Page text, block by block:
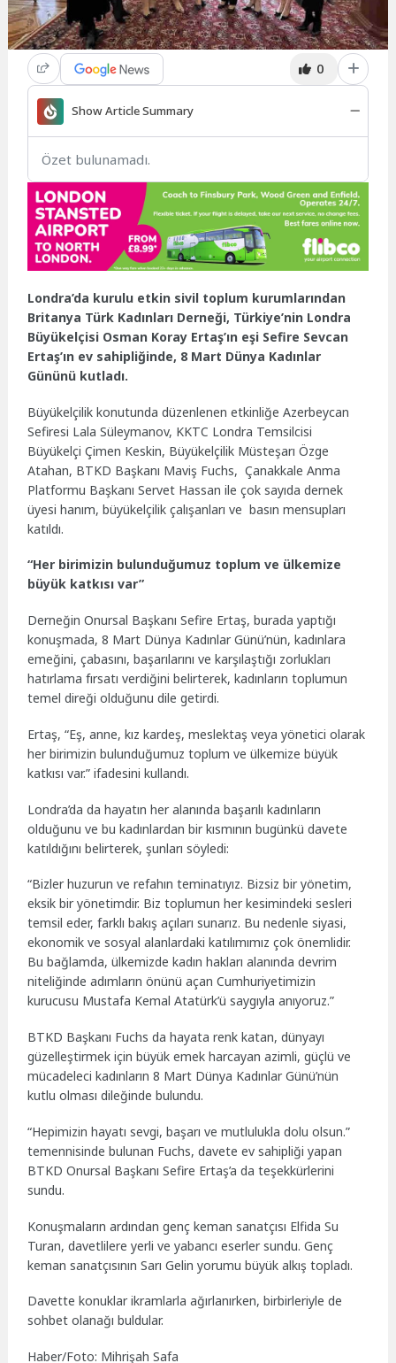
0
Show Article Summary
Özet bulunamadı.
Londra’da kurulu etkin sivil toplum kurumlarından
Britanya Türk Kadınları Derneği, Türkiye’nin Londra
Büyükelçisi Osman Koray Ertaş’ın eşi Sefire Sevcan
Ertaş’ın ev sahipliğinde, 8 Mart Dünya Kadınlar
Gününü kutladı.
Büyükelçilik konutunda düzenlenen etkinliğe Azerbeycan
Sefiresi Lala Süleymanov, KKTC Londra Temsilcisi
Büyükelçi Çimen Keskin, Büyükelçilik Müsteşarı Özge
Atahan, BTKD Başkanı Maviş Fuchs, Çanakkale Anma
Platformu Başkanı Servet Hassan ile çok sayıda dernek
üyesi hanım, büyükelçilik çalışanları ve basın mensupları
katıldı.
“Her birimizin bulunduğumuz toplum ve ülkemize
büyük katkısı var”
Derneğin Onursal Başkanı Sefire Ertaş, burada yaptığı
konuşmada, 8 Mart Dünya Kadınlar Günü’nün, kadınlara
emeğini, çabasını, başarılarını ve karşılaştığı zorlukları
hatırlama fırsatı verdiğini belirterek, kadınların toplumun
temel direği olduğunu dile getirdi.
Ertaş, “Eş, anne, kız kardeş, meslektaş veya yönetici olarak
her birimizin bulunduğumuz toplum ve ülkemize büyük
katkısı var.” ifadesini kullandı.
Londra’da da hayatın her alanında başarılı kadınların
olduğunu ve bu kadınlardan bir kısmının bugünkü davete
katıldığını belirterek, şunları söyledi:
“Bizler huzurun ve refahın teminatıyız. Bizsiz bir yönetim,
eksik bir yönetimdir. Biz toplumun her kesimindeki sesleri
temsil eder, farklı bakış açıları sunarız. Bu nedenle siyasi,
ekonomik ve sosyal alanlardaki katılımımız çok önemlidir.
Bu bağlamda, ülkemizde kadın hakları alanında devrim
niteliğinde adımların önünü açan Cumhuriyetimizin
kurucusu Mustafa Kemal Atatürk’ü saygıyla anıyoruz.”
BTKD Başkanı Fuchs da hayata renk katan, dünyayı
güzelleştirmek için büyük emek harcayan azimli, güçlü ve
mücadeleci kadınların 8 Mart Dünya Kadınlar Günü’nün
kutlu olması dileğinde bulundu.
“Hepimizin hayatı sevgi, başarı ve mutlulukla dolu olsun.”
temennisinde bulunan Fuchs, davete ev sahipliği yapan
BTKD Onursal Başkanı Sefire Ertaş’a da teşekkürlerini
sundu.
Konuşmaların ardından genç keman sanatçısı Elfida Su
Turan, davetlilere yerli ve yabancı eserler sundu. Genç
keman sanatçısının Sarı Gelin yorumu büyük alkış topladı.
Davette konuklar ikramlarla ağırlanırken, birbirleriyle de
sohbet olanağı buldular.
Haber/Foto: Mihrişah Safa